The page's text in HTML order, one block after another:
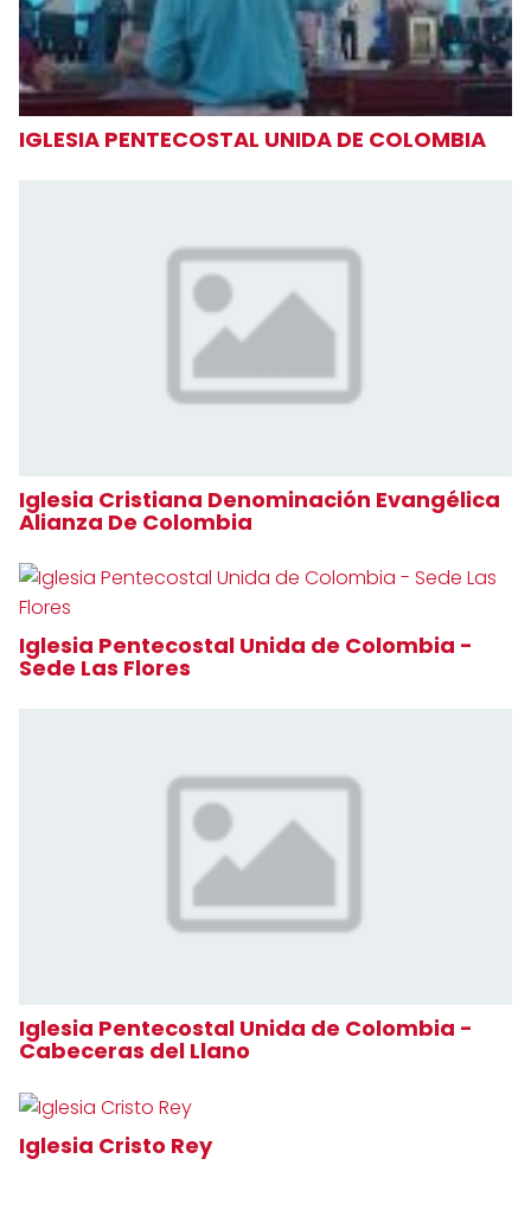
IGLESIA PENTECOSTAL UNIDA DE COLOMBIA
Iglesia Cristiana Denominación Evangélica
Alianza De Colombia
Iglesia Pentecostal Unida de Colombia -
Sede Las Flores
Iglesia Pentecostal Unida de Colombia -
Cabeceras del Llano
Iglesia Cristo Rey